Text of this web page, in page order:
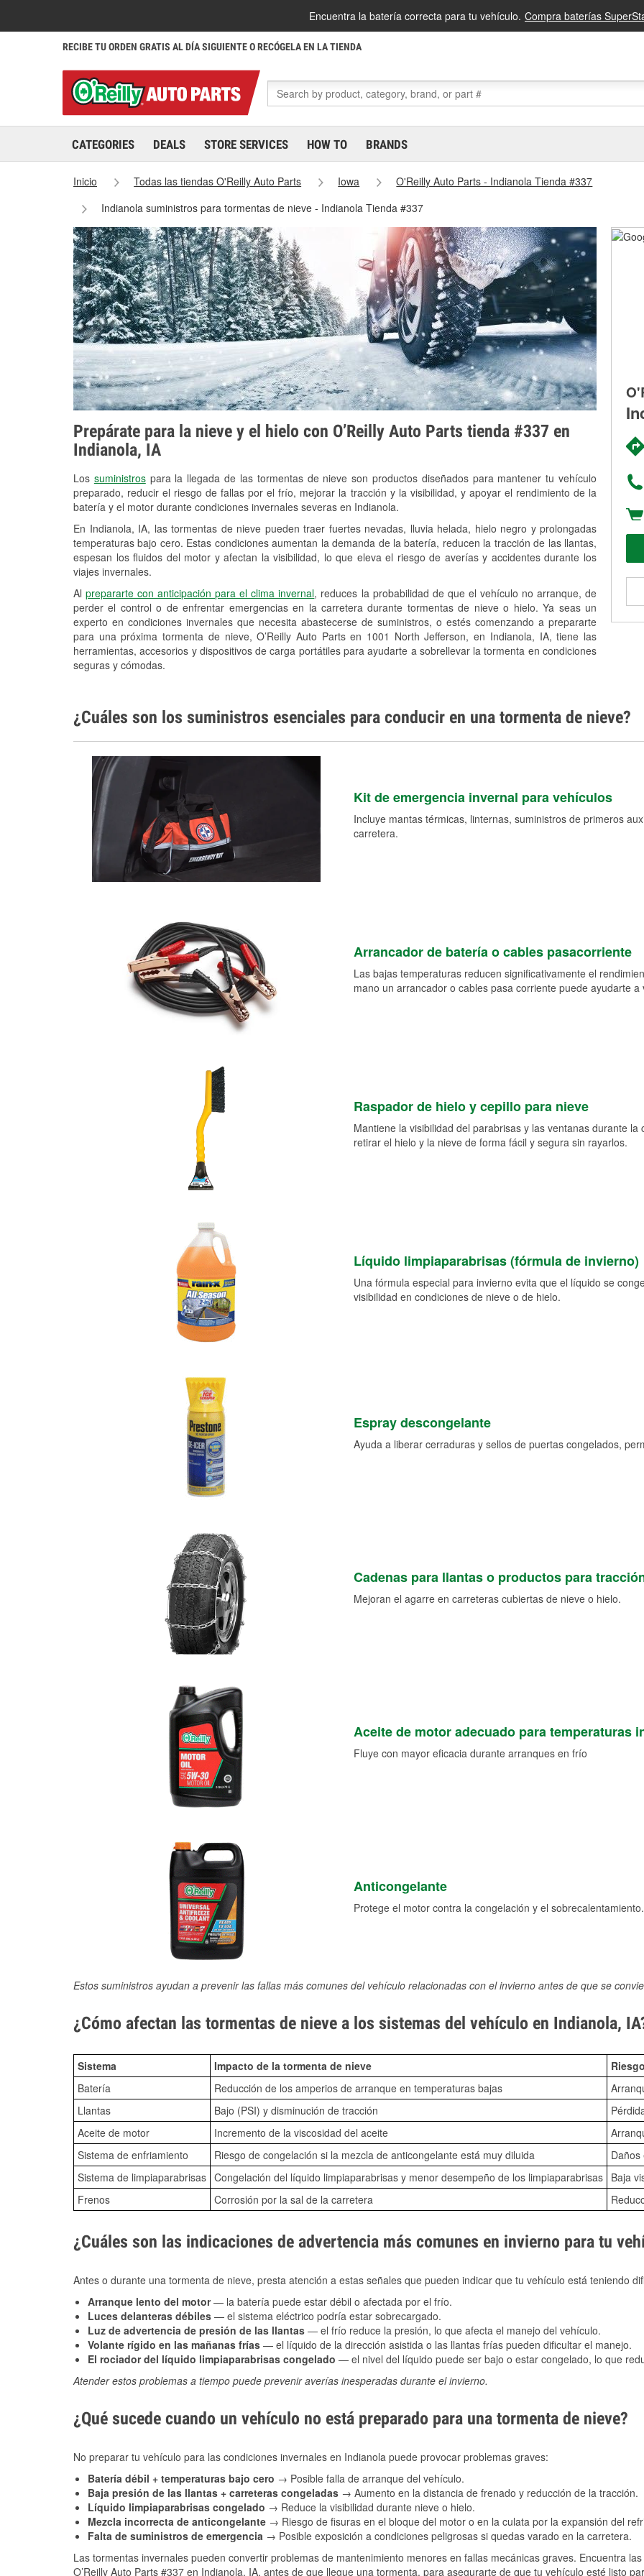
Encuentra la batería correcta para tu vehículo. Compra baterías
RECIBE TU ORDEN GRATIS AL DÍA SIGUIENTE O RECÓGELA EN LA TIENDA
CATEGORIES DEALS STORE SERVICES HOW TO BRANDS
Inicio Todas las tiendas O'Reilly Auto Parts Iowa
O'Reilly Auto Parts - Indianola Tienda #337
Indianola suministros para tormentas de nieve - Indianola Tienda #337
Prepárate para la nieve y el hielo con O’Reilly Auto Parts tienda #337 en
Indianola, IA
Los suministrospara la llegada de las tormentas de nieve son productos diseñados para mantener tu vehículo
preparado, reducir el riesgo de fallas por el frío, mejorar la tracción y la visibilidad, y apoyar el rendimiento de la
batería y el motor durante condiciones invernales severas en Indianola.
En Indianola, IA, las tormentas de nieve pueden traer fuertes nevadas, lluvia helada, hielo negro y prolongadas
temperaturas bajo cero. Estas condiciones aumentan la demanda de la batería, reducen la tracción de las llantas,
espesan los fluidos del motor y afectan la visibilidad, lo que eleva el riesgo de averías y accidentes durante los
viajes invernales.
Alprepararte con anticipación para el clima invernal, reduces la probabilidad de que el vehículo no arranque, de
perder el control o de enfrentar emergencias en la carretera durante tormentas de nieve o hielo. Ya seas un
experto en condiciones invernales que necesita abastecerse de suministros, o estés comenzando a prepararte
para una próxima tormenta de nieve, O’Reilly Auto Parts en 1001 North Jefferson, en Indianola, IA, tiene las
herramientas, accesorios y dispositivos de carga portátiles para ayudarte a sobrellevar la tormenta en condiciones
seguras y cómodas.
¿Cuáles son los suministros esenciales para conducir en una tormenta de nieve?
Kit de emergencia invernal para vehículos
Incluye mantas térmicas, linternas, suministros de primeros
carretera.
Arrancador de batería o cables pasacorriente
Las bajas temperaturas reducen significativamente el
mano un arrancador o cables pasa corriente puede ayudarte
Raspador de hielo y cepillo para nieve
Mantiene la visibilidad del parabrisas y las ventanas durante
retirar el hielo y la nieve de forma fácil y segura sin rayarlos.
Líquido limpiaparabrisas (fórmula de invierno)
Una fórmula especial para invierno evita que el líquido se
visibilidad en condiciones de nieve o de hielo.
Espray descongelante
Ayuda a liberar cerraduras y sellos de puertas congelados,
Cadenas para llantas o productos para
Mejoran el agarre en carreteras cubiertas de nieve o hielo.
Aceite de motor adecuado para temperaturas
Fluye con mayor eficacia durante arranques en frío
Anticongelante
Protege el motor contra la congelación y el sobrecalentamiento.
Estos suministros ayudan a prevenir las fallas más comunes del vehículo relacionadas con el invierno antes de que se
¿Cómo afectan las tormentas de nieve a los sistemas del vehículo en Indianola,
Sistema Impacto de la tormenta de nieve
Batería
Reducción de los amperios de arranque en temperaturas bajas
Llantas
Bajo (PSI) y disminución de tracción
Aceite de motor
Incremento de la viscosidad del aceite
Sistema de enfriamiento
Riesgo de congelación si la mezcla de anticongelante está muy diluida
Sistema de limpiaparabrisas Congelación del líquido limpiaparabrisas y menor desempeño de los limpiaparabrisas Baja
Frenos
Corrosión por la sal de la carretera
¿Cuáles son las indicaciones de advertencia más comunes en invierno para tu
Antes o durante una tormenta de nieve, presta atención a estas señales que pueden indicar que tu vehículo está teniendo
Arranque lento del motor— la batería puede estar débil o afectada por el frío.
Luces delanteras débiles — el sistema eléctrico podría estar sobrecargado.
Luz de advertencia de presión de las llantas — el frío reduce la presión, lo que afecta el manejo del vehículo.
Volante rígido en las mañanas frías — el líquido de la dirección asistida o las llantas frías pueden dificultar el manejo.
El rociador del líquido limpiaparabrisas congelado — el nivel del líquido puede ser bajo o estar congelado, lo que
Atender estos problemas a tiempo puede prevenir averías inesperadas durante el invierno.
¿Qué sucede cuando un vehículo no está preparado para una tormenta de nieve?
No preparar tu vehículo para las condiciones invernales en Indianola puede provocar problemas graves:
Batería débil + temperaturas bajo cero → Posible falla de arranque del vehículo.
Baja presión de las llantas + carreteras congeladas → Aumento en la distancia de frenado y reducción de la tracción.
Líquido limpiaparabrisas congelado → Reduce la visibilidad durante nieve o hielo.
Mezcla incorrecta de anticongelante → Riesgo de fisuras en el bloque del motor o en la culata por la expansión del
Falta de suministros de emergencia → Posible exposición a condiciones peligrosas si quedas varado en la carretera.
Las tormentas invernales pueden convertir problemas de mantenimiento menores en fallas mecánicas graves. Encuentra
O’Reilly Auto Parts #337 en Indianola, IA, antes de que llegue una tormenta, para asegurarte de que tu vehículo esté listo